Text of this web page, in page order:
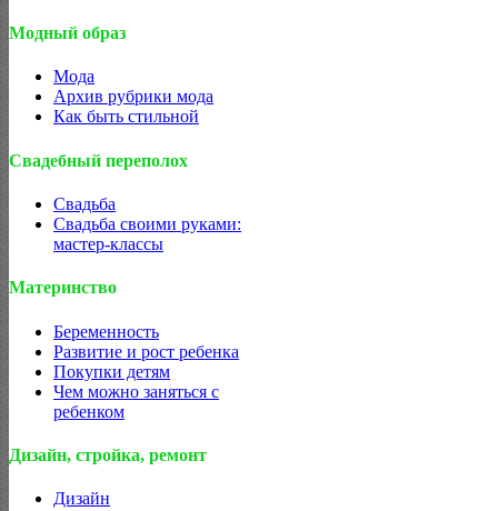
Модный образ
Мода
Архив рубрики мода
Как быть стильной
Свадебный переполох
Свадьба
Свадьба своими руками:
мастер-классы
Материнство
Беременность
Развитие и рост ребенка
Покупки детям
Чем можно заняться с
ребенком
Дизайн, стройка, ремонт
Дизайн